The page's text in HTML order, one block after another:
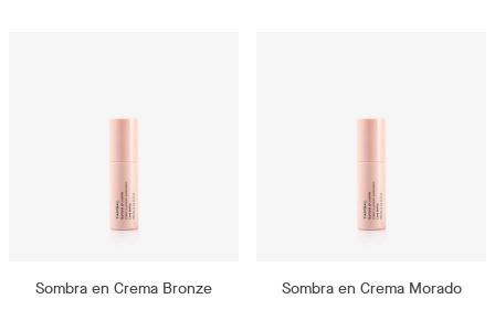
Sombra en Crema Bronze Sombra en Crema Morado